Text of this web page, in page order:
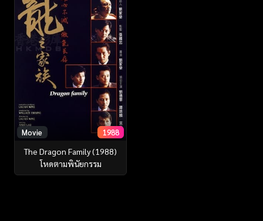
Movie 1988
The Dragon Family (1988)
โหดตามพินัยกรรม